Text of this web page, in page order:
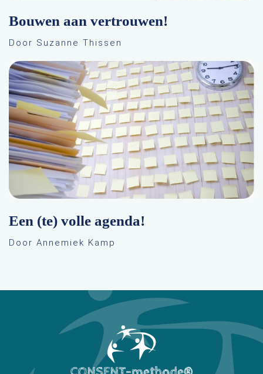
Bouwen aan vertrouwen!
Door Suzanne Thissen
Een (te) volle agenda!
Door Annemiek Kamp